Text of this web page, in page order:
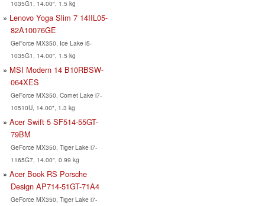
1035G1, 14.00", 1.5 kg
Lenovo Yoga Slim 7 14IIL05-
82A10076GE
GeForce MX350, Ice Lake i5-
1035G1, 14.00", 1.5 kg
MSI Modern 14 B10RBSW-
064XES
GeForce MX350, Comet Lake i7-
10510U, 14.00", 1.3 kg
Acer Swift 5 SF514-55GT-
79BM
GeForce MX350, Tiger Lake i7-
1165G7, 14.00", 0.99 kg
Acer Book RS Porsche
Design AP714-51GT-71A4
GeForce MX350, Tiger Lake i7-